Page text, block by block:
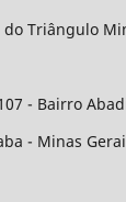
Triângulo
- Bairro
- Minas